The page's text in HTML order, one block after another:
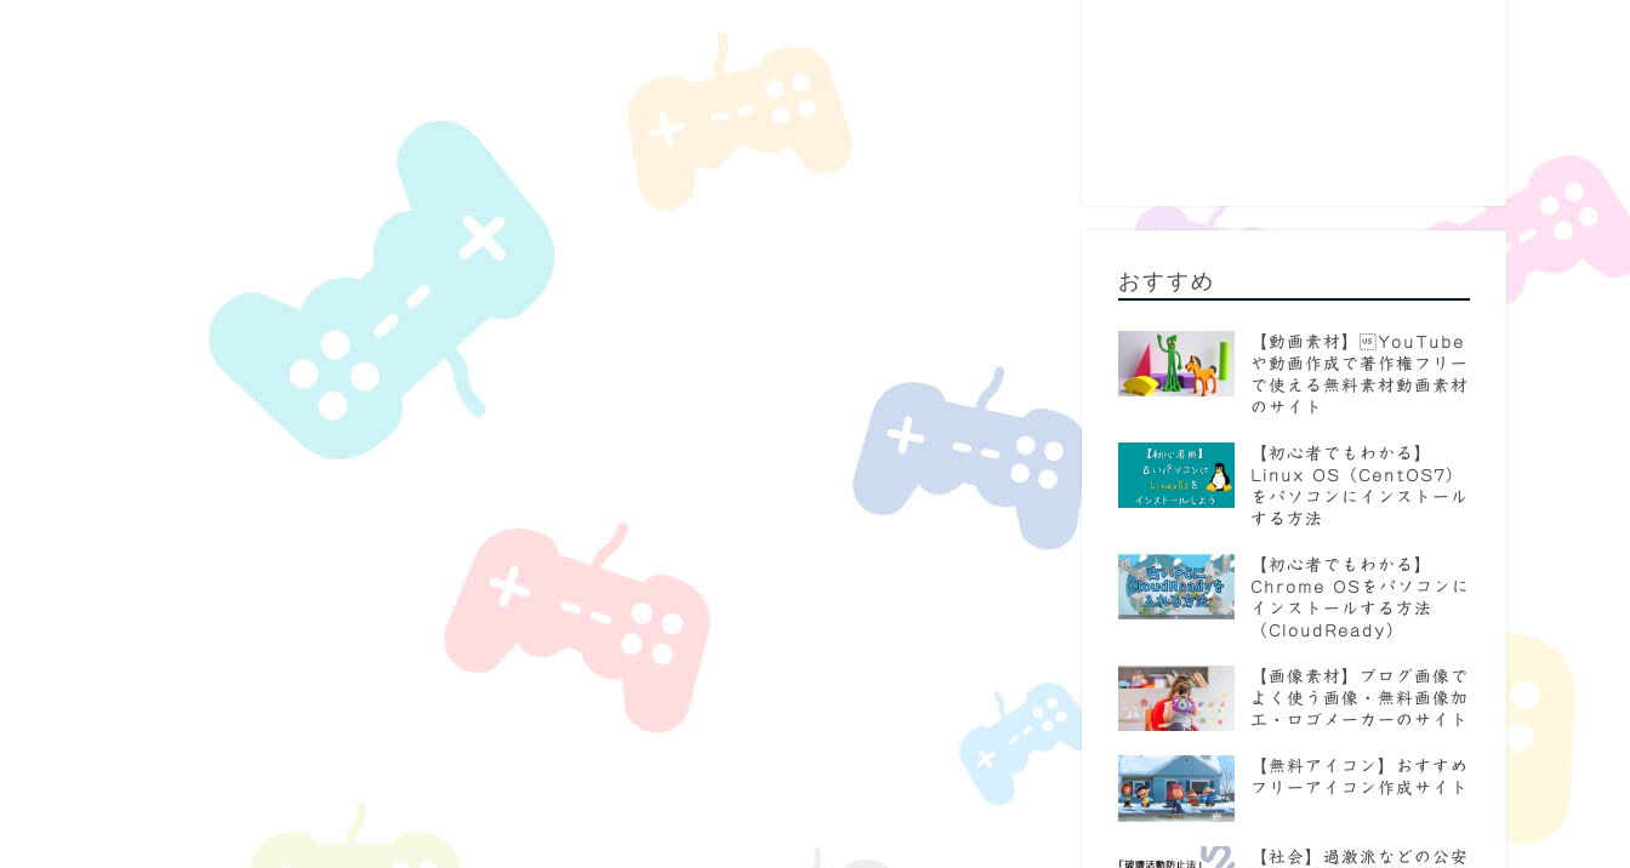
おすすめ
【動画素材】YouTube
や動画作成で著作権フリー
で使える無料素材動画素材
のサイト
【初心者でもわかる】
Linux OS（CentOS7）
をパソコンにインストール
する方法
【初心者でもわかる】
Chrome OSをパソコンに
インストールする方法
（CloudReady）
【画像素材】ブログ画像で
よく使う画像・無料画像加
工・ロゴメーカーのサイト
【無料アイコン】おすすめ
フリーアイコン作成サイト
【社会】過激派などの公安